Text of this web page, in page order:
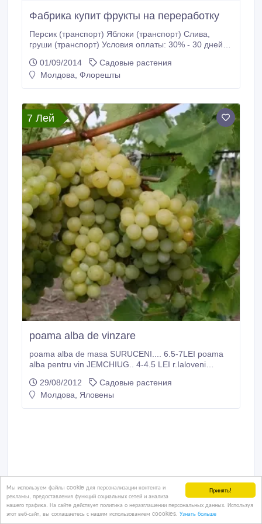
Принять!
Мы используем файлы cookie для персонализации контента и
рекламы, предоставления функций социальных сетей и анализа
нашего трафика. На сайте действует политика о неразглашении персональных данных. Используя
этот веб-сайт, вы соглашаетесь с нашим использованием coookies. Узнать больше
Фабрика купит фрукты на переработку
Персик (транспорт) Яблоки (транспорт) Слива,
груши (транспорт) Условия оплаты: 30% - 30 дней
811803.
01/09/2014
Садовые растения
Молдова, Флорешты
7 Лей
poama alba de vinzare
poama alba de masa SURUCENI.... 6.5-7LEI poama
alba pentru vin JEMCHIUG.. 4-4.5 LEI r.Ialoveni
29/08/2012
Садовые растения
Молдова, Яловены